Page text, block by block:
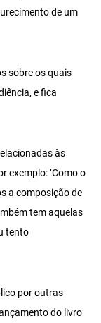
de um
sobre os quais
e fica
às
exemplo: ‘Como o
a composição de
tem aquelas
tento
por outras
do livro